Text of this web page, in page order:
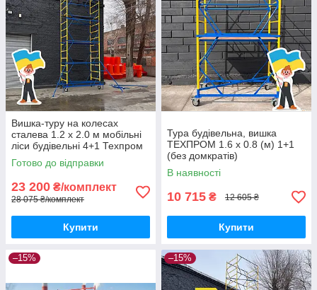
Вишка-туру на колесах
сталева 1.2 х 2.0 м мобільні
ліси будівельні 4+1 Техпром
Готово до відправки
23 200 ₴/комплект
28 075 ₴/комплект
Купити
Тура будівельна, вишка
ТЕХПРОМ 1.6 х 0.8 (м) 1+1
(без домкратів)
В наявності
10 715 ₴ 12 605 ₴
Купити
–15% –15%